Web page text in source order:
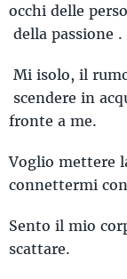
occhi delle
della passione .
Mi isolo, il
scendere in
fronte a me.
Voglio mettere
connettermi
Sento il mio
scattare.